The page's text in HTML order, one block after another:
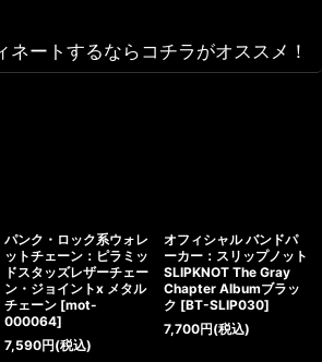
ネートするならコチラがオススメ！
パンク・ロック系ウォレ
ットチェーン：ピラミッ
ドスタッズレザーチェー
ン・ジョイントx メタル
チェーン [mot-
000064]
7,590円(税込)
オフィシャル バンドパ
ーカー：スリップノット
SLIPKNOT The Gray
Chapter Albumブラッ
ク [BT-SLIP030]
7,700円(税込)